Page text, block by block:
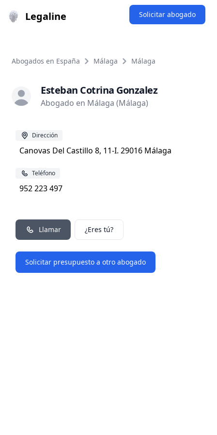
Legaline Solicitar abogado
Abogados en España Málaga Málaga
Esteban Cotrina Gonzalez
Abogado en Málaga (Málaga)
Dirección
Canovas Del Castillo 8, 11-I. 29016 Málaga
Teléfono
952 223 497
Llamar ¿Eres tú?
Solicitar presupuesto a otro abogado